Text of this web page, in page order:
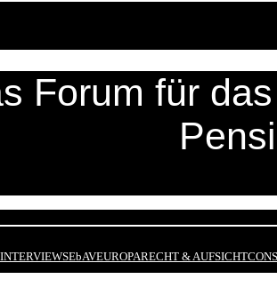
Forum für
INTERVIEWSEbAVEUROPARECHT & AUFSICHT